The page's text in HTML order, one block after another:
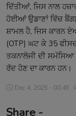
Kitaab Kahani
Gallery
Sponsors
Matrimonial
ਦਿੱਤੀਆਂ, ਜਿਸ ਨਾਲ
ਹੋਈਆਂ ਉਡਾਣਾਂ ਵਿੱਚ
ਸ਼ਾਮਲ ਹੈ, ਜਿਸ ਕਾਰਨ
(OTP) ਘਟ ਕੇ 35
ਤਕਨਾਲੋਜੀ ਦੀ
ਰੱਦ ਹੋਣ ਦਾ ਕਾਰਨ ਹਨ।
Dec 4, 2025 - 00:45
Share -